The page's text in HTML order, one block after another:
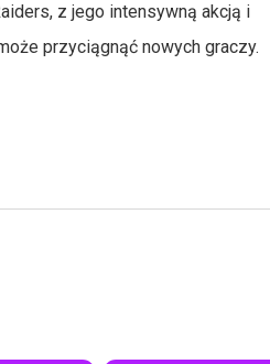
z jego intensywną akcją i
przyciągnąć nowych graczy.